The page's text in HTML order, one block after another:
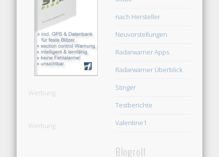
Werbung
Werbung
nach Hersteller
Neuvorstellungen
Radarwarner Apps
Radarwarner Überblick
Stinger
Testberichte
Valentine1
Blogroll